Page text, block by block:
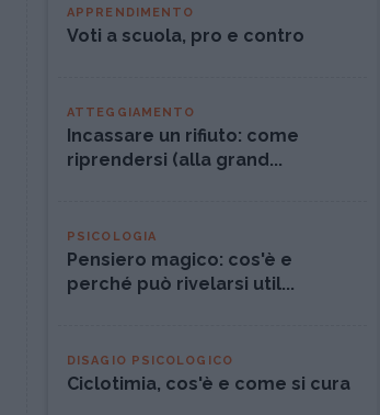
APPRENDIMENTO
Voti a scuola, pro e contro
ATTEGGIAMENTO
Incassare un rifiuto: come
riprendersi (alla grand...
PSICOLOGIA
Pensiero magico: cos'è e
perché può rivelarsi util...
DISAGIO PSICOLOGICO
Ciclotimia, cos'è e come si cura